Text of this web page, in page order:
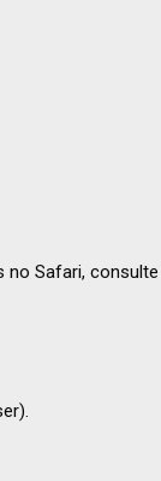
Safari, consulte